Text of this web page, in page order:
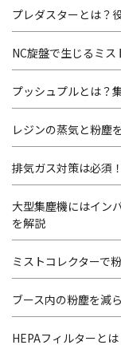
プレダスターとは？
NC旋盤で生じるミ
プッシュプルとは？
レジンの蒸気と粉塵
排気ガス対策は必須
大型集塵機にはイン
を解説
ミストコレクターで
ブース内の粉塵を減
HEPAフィルターと